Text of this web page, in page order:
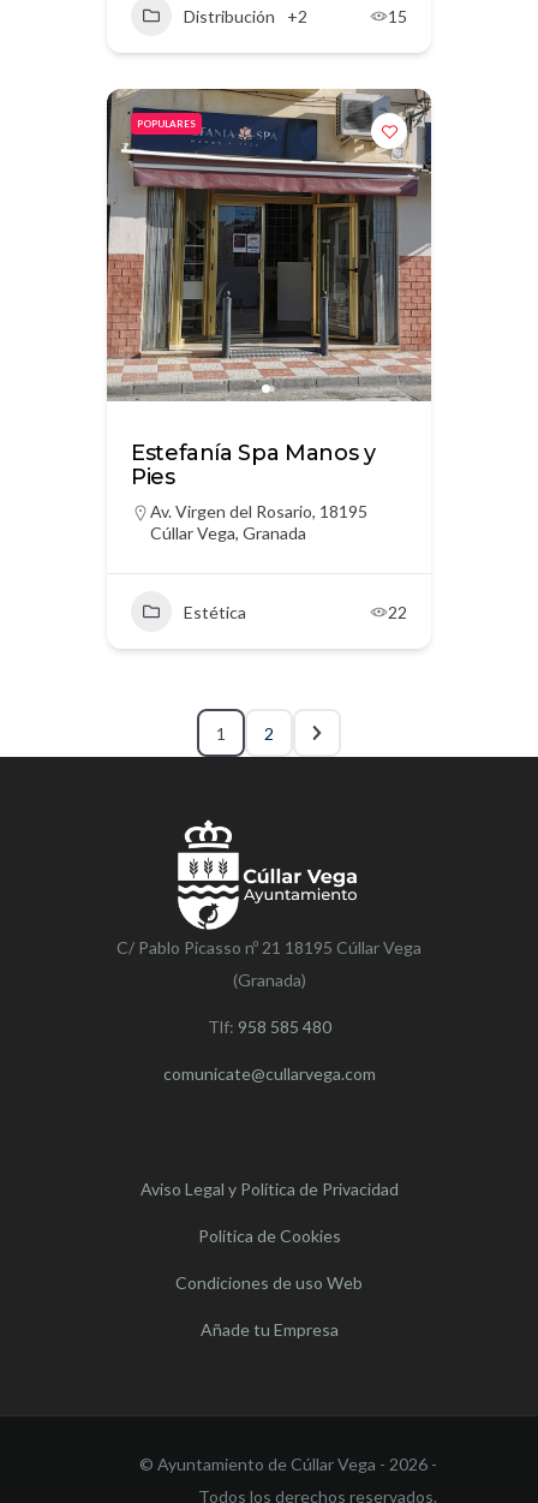
Distribución +2 15
POPULARES
Estefanía Spa Manos y
Pies
Av. Virgen del Rosario, 18195
Cúllar Vega, Granada
Estética 22
1 2
C/ Pablo Picasso nº 21 18195 Cúllar Vega
(Granada)
Tlf: 958 585 480
comunicate@cullarvega.com
Aviso Legal y Política de Privacidad
Política de Cookies
Condiciones de uso Web
Añade tu Empresa
© Ayuntamiento de Cúllar Vega - 2026 -
Todos los derechos reservados.